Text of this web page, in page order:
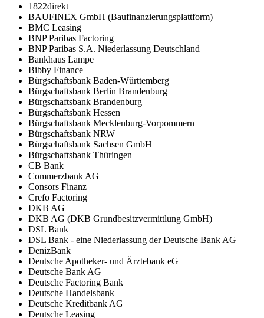
1822direkt
BAUFINEX GmbH (Baufinanzierungsplattform)
BMC Leasing
BNP Paribas Factoring
BNP Paribas S.A. Niederlassung Deutschland
Bankhaus Lampe
Bibby Finance
Bürgschaftsbank Baden-Württemberg
Bürgschaftsbank Berlin Brandenburg
Bürgschaftsbank Brandenburg
Bürgschaftsbank Hessen
Bürgschaftsbank Mecklenburg-Vorpommern
Bürgschaftsbank NRW
Bürgschaftsbank Sachsen GmbH
Bürgschaftsbank Thüringen
CB Bank
Commerzbank AG
Consors Finanz
Crefo Factoring
DKB AG
DKB AG (DKB Grundbesitzvermittlung GmbH)
DSL Bank
DSL Bank - eine Niederlassung der Deutsche Bank AG
DenizBank
Deutsche Apotheker- und Ärztebank eG
Deutsche Bank AG
Deutsche Factoring Bank
Deutsche Handelsbank
Deutsche Kreditbank AG
Deutsche Leasing